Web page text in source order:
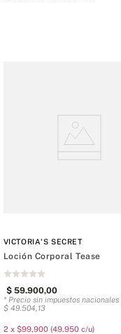
VICTORIA'S SECRET
Loción Corporal Tease
$ 59.900,00
* Precio sin impuestos nacionales
$ 49.504 13
2 x $99,900 (49.950 c/u)